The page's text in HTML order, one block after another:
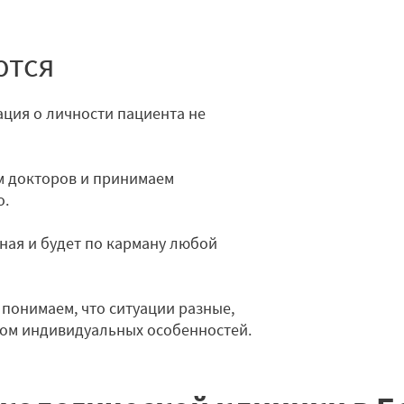
о личности пациента не
и принимаем
и будет по карману любой
что ситуации разные,
индивидуальных особенностей.